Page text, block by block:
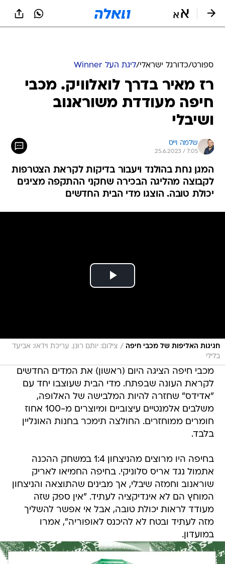
ספורט/כדורגל ישראלי/ליגת העל Winner
רז מאיר בדרך לואלוויק. מכבי
חיפה מעודדת משוראנוב
ושיבלי
שלמה וייס
25.6.2023 / 7:05
המגן נחת בהולנד ויעבור בדיקות לקראת הצטרפות
לקבוצה מהליגה הבכירה שחקני ההתקפה מציגים
יכולת טובה. הוצגו מדי הבית החדשים
חגיגות האליפות של מכבי חיפה / צילום: יותם רונן. עריכת וידאו: אביעד
בלילי
מכבי חיפה הציגה היום (ראשון) את המדים החדשים
לקראת העונה שבפתח. מדי הבית שעוצבו יחד עם
"אדידס" שחזרה להיות המלבישה של האלופה,
משלבים אלמנטיים עיצוביים ומיוצרים מ-100 אחוז
חומרים ממוחזרים. החולצה תימכר בחנות האונליין
בלבד.
בחיפה היו מרוצים מהניצחון 1:4 במשחק ההכנה
אתמול נגד אריס סלוניקי. בחיפה החמיאו לאריק
שוראנוב וחמזה שיבלי, אך מבינים שהתוצאה והניצחון
המוחץ הם לא אינדיקציה לעתיד. "אין ספק שזה
מעודד לראות יכולת טובה, אבל אי אפשר להשליך
מזה לעתיד ובטח לא להיכנס לאופוריה", אמרו
במועדון.